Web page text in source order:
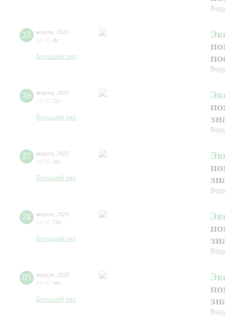
23 марта
2025
14:30 Вс
Большой зал
26 марта
2025
13:30 Ср
Большой зал
27 марта
2025
10:30 Чт
Большой зал
28 марта
2025
14:30 Пт
Большой зал
03 апреля 2025
14:30 Чт
Большой зал